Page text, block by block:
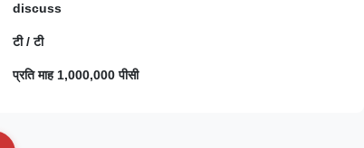
discuss
टी / टी
प्रति माह 1,000,000 पीसी